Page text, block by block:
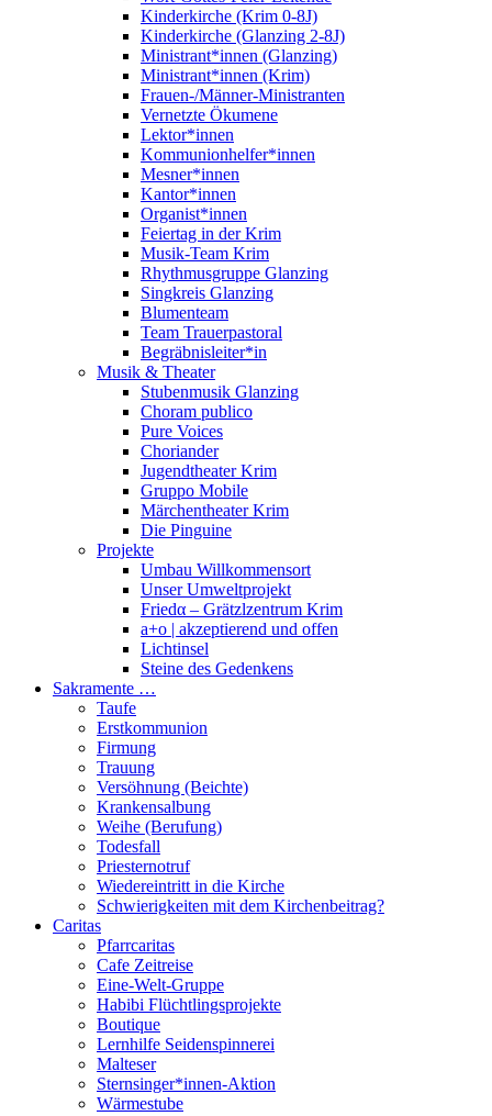
Kinderkirche (Krim 0-8J)
Kinderkirche (Glanzing 2-8J)
Ministrant*innen (Glanzing)
Ministrant*innen (Krim)
Frauen-/Männer-Ministranten
Vernetzte Ökumene
Lektor*innen
Kommunionhelfer*innen
Mesner*innen
Kantor*innen
Organist*innen
Feiertag in der Krim
Musik-Team Krim
Rhythmusgruppe Glanzing
Singkreis Glanzing
Blumenteam
Team Trauerpastoral
Begräbnisleiter*in
Musik & Theater
Stubenmusik Glanzing
Choram publico
Pure Voices
Choriander
Jugendtheater Krim
Gruppo Mobile
Märchentheater Krim
Die Pinguine
Projekte
Umbau Willkommensort
Unser Umweltprojekt
Friedα – Grätzlzentrum Krim
a+o | akzeptierend und offen
Lichtinsel
Steine des Gedenkens
Sakramente …
Taufe
Erstkommunion
Firmung
Trauung
Versöhnung (Beichte)
Krankensalbung
Weihe (Berufung)
Todesfall
Priesternotruf
Wiedereintritt in die Kirche
Schwierigkeiten mit dem Kirchenbeitrag?
Caritas
Pfarrcaritas
Cafe Zeitreise
Eine-Welt-Gruppe
Habibi Flüchtlingsprojekte
Boutique
Lernhilfe Seidenspinnerei
Malteser
Sternsinger*innen-Aktion
Wärmestube